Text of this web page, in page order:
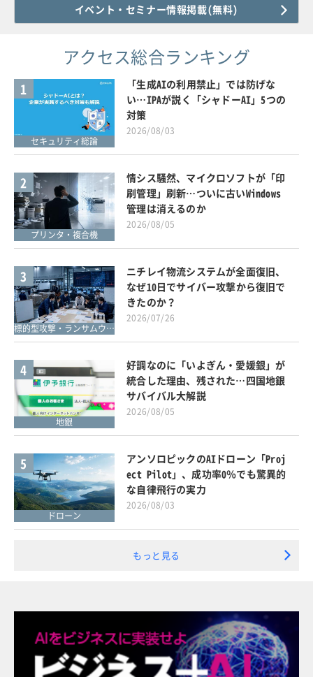
イベント・セミナー情報掲載(無料)
アクセス総合ランキング
1
セキュリティ総論
「生成AIの利用禁止」では防げな
い…IPAが説く「シャドーAI」5つの
対策
2026/08/03
2
プリンタ・複合機
情シス騒然、マイクロソフトが「印
刷管理」刷新…ついに古いWindows
管理は消えるのか
2026/08/05
3
標的型攻撃・ランサムウェア対策
ニチレイ物流システムが全面復旧、
なぜ10日でサイバー攻撃から復旧で
きたのか？
2026/07/26
4
地銀
好調なのに「いよぎん・愛媛銀」が
統合した理由、残された…四国地銀
サバイバル大解説
2026/08/05
5
ドローン
アンソロピックのAIドローン「Proj
ect Pilot」、成功率0％でも驚異的
な自律飛行の実力
2026/08/03
もっと見る